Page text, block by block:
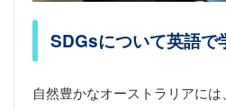
SDGsについて英語で
自然豊かなオーストラリアに